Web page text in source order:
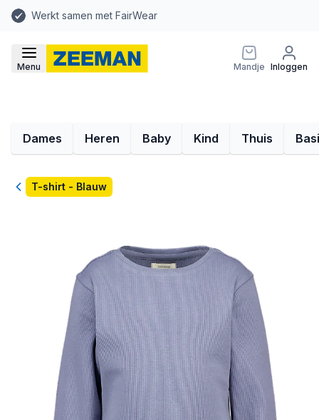
Werkt samen met FairWear
Menu Mandje Inloggen
Dames Heren Baby Kind Thuis
TerugT-shirt - Blauw